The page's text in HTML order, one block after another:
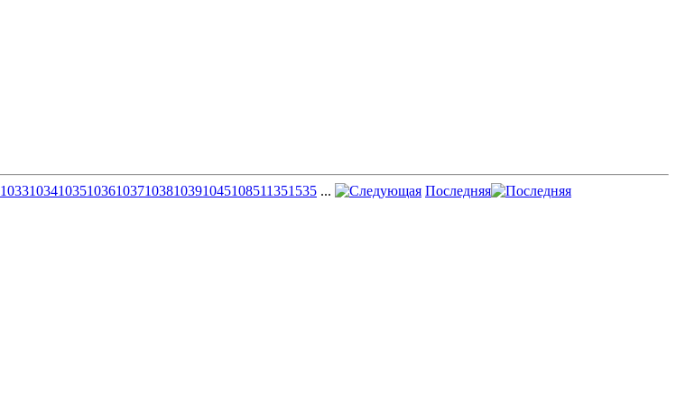
10331034103510361037103810391045108511351535 ... Последняя